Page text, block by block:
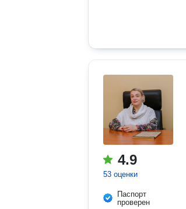
4.9
53 оценки
Паспорт
проверен